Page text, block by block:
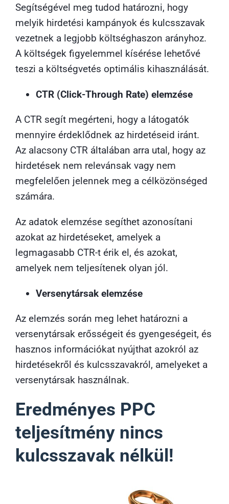
Segítségével meg tudod határozni, hogy
melyik hirdetési kampányok és kulcsszavak
vezetnek a legjobb költséghaszon arányhoz.
A költségek figyelemmel kísérése lehetővé
teszi a költségvetés optimális kihasználását.
CTR (Click-Through Rate) elemzése
A CTR segít megérteni, hogy a látogatók
mennyire érdeklődnek az hirdetéseid iránt.
Az alacsony CTR általában arra utal, hogy az
hirdetések nem relevánsak vagy nem
megfelelően jelennek meg a célközönséged
számára.
Az adatok elemzése segíthet azonosítani
azokat az hirdetéseket, amelyek a
legmagasabb CTR-t érik el, és azokat,
amelyek nem teljesítenek olyan jól.
Versenytársak elemzése
Az elemzés során meg lehet határozni a
versenytársak erősségeit és gyengeségeit, és
hasznos információkat nyújthat azokról az
hirdetésekről és kulcsszavakról, amelyeket a
versenytársak használnak.
Eredményes PPC
teljesítmény nincs
kulcsszavak nélkül!